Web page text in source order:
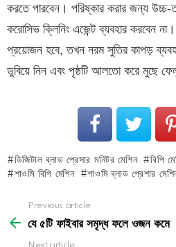
করতে পারবেন। পরিষ্কার করার জন্য উচ্চ-
করোসিভ ক্লিনিং এজেন্ট ব্যবহার করবেন
প্রয়োজন হবে, তখন নরম সুতির কাপড়
ডুবিয়ে নিন এবং পৃষ্ঠটি আলতো করে মুছে
ডিজিটাল ব্লাড প্রেসার মনিটর মেশিন বিপি
শাওমি বিপি মেশিন
শাওমি ব্লাড প্রেশার
more
Previous article
যে ৫টি ফাইবার সমৃদ্ধ ফলে ওজন কমে
Next article